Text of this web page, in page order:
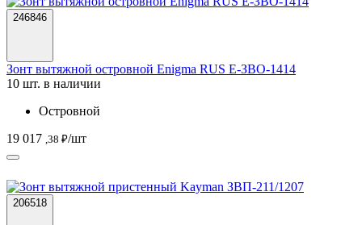
246846
Зонт вытяжной островной Enigma RUS Е-ЗВО-1414
10 шт. в наличии
Островной
19 017 ,38 ₽/шт
206518